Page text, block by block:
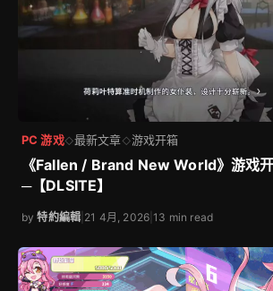
PC 游戏◇最新文章◇游戏开箱
《Fallen / Brand New World》游戏
─【DLSITE】
by特約編輯 21 4月, 2026 |13 min read